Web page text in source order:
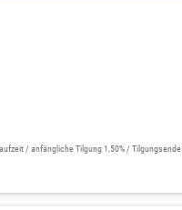
/ anfängliche Tilgung 1,50% /